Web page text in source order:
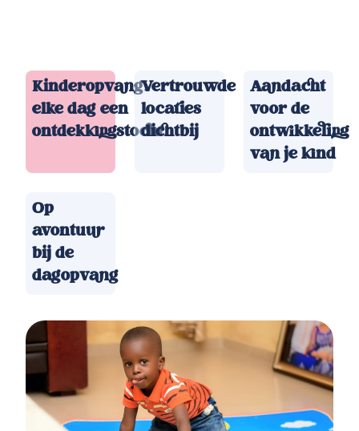
Kinderopvang:
elke dag een
ontdekkingstocht
Vertrouwde
locaties
dichtbij
Aandacht
voor de
ontwikkeling
van je kind
Op
avontuur
bij de
dagopvang